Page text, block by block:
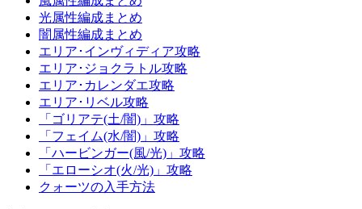
光属性編成まとめ
闇属性編成まとめ
エリア･インヴィディア攻略
エリア･ジョクラトル攻略
エリア･カレンダエ攻略
エリア･リベル攻略
「ゴリアテ(土/闇)」攻略
「フェイム(水/闇)」攻略
「ハービンガー(風/光)」攻略
「エローシオ(火/光)」攻略
クォーツの入手方法